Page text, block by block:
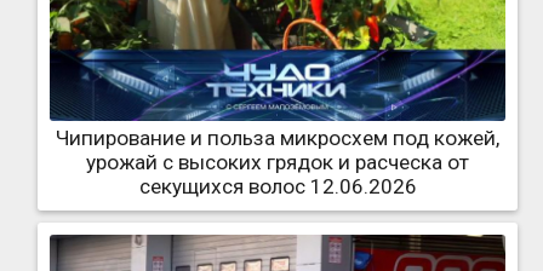
Чипирование и польза микросхем под кожей,
урожай с высоких грядок и расческа от
секущихся волос 12.06.2026